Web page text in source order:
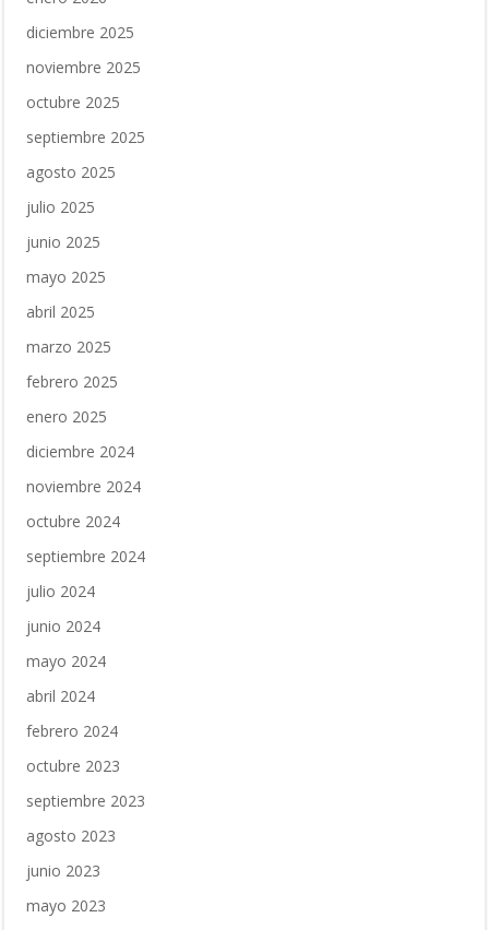
diciembre 2025
noviembre 2025
octubre 2025
septiembre 2025
agosto 2025
julio 2025
junio 2025
mayo 2025
abril 2025
marzo 2025
febrero 2025
enero 2025
diciembre 2024
noviembre 2024
octubre 2024
septiembre 2024
julio 2024
junio 2024
mayo 2024
abril 2024
febrero 2024
octubre 2023
septiembre 2023
agosto 2023
junio 2023
mayo 2023